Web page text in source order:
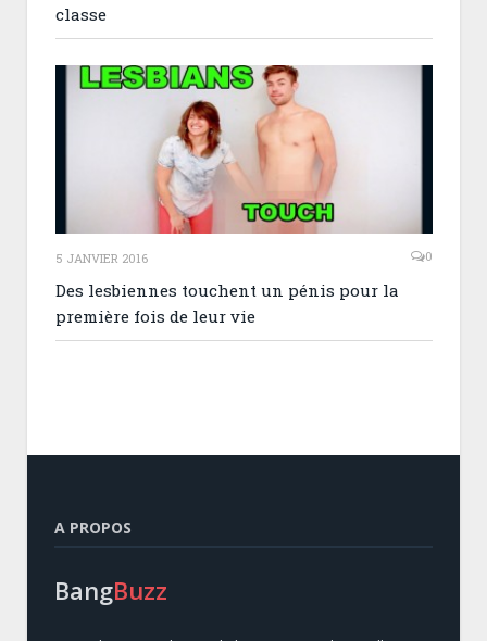
classe
5 JANVIER 2016 0
Des lesbiennes touchent un pénis pour la
première fois de leur vie
A PROPOS
BangBuzz